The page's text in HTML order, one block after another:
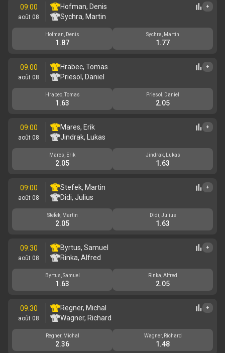
09:00
août 08
Hofman, Denis
Sychra, Martin
+
Hofman, Denis
1.87
Sychra, Martin
1.77
09:00
août 08
Hrabec, Tomas
Priesol, Daniel
+
Hrabec, Tomas
1.63
Priesol, Daniel
2.05
09:00
août 08
Mares, Erik
Jindrak, Lukas
+
Mares, Erik
2.05
Jindrak, Lukas
1.63
09:00
août 08
Stefek, Martin
Didi, Julius
+
Stefek, Martin
2.05
Didi, Julius
1.63
09:30
août 08
Byrtus, Samuel
Rinka, Alfred
+
Byrtus, Samuel
1.63
Rinka, Alfred
2.05
09:30
août 08
Regner, Michal
Wagner, Richard
+
Regner, Michal
2.36
Wagner, Richard
1.48